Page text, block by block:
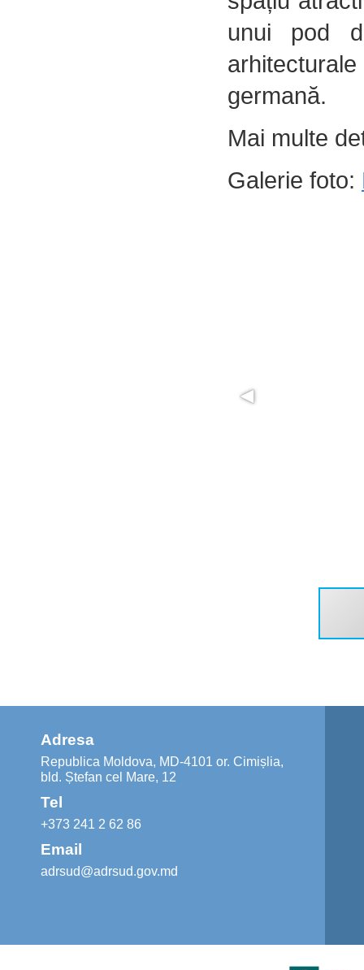
unui pod
germană.
Mai multe
Galerie foto:
Adresa
Republica Moldova, MD-4101 or. Cimișlia,
bld. Ștefan cel Mare, 12
Tel
+373 241 2 62 86
Email
adrsud@adrsud.gov.md